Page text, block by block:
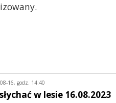
16, godz. 14:40
w lesie 16.08.2023